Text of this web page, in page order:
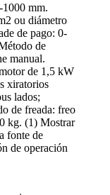
mm.
ou diámetro
de pago: 0-
de
manual.
de 1,5 kW
xiratorios
lados;
de freada: freo
kg. (1) Mostrar
fonte de
de operación